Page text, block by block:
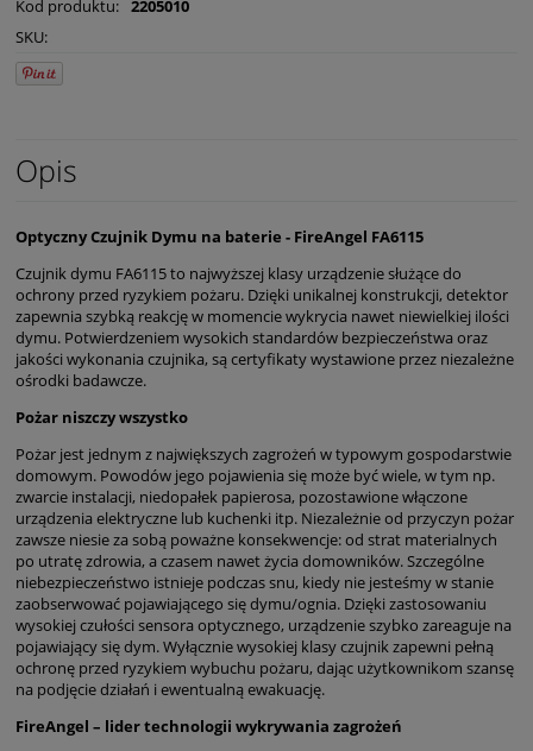
Kod produktu: 2205010
SKU:
Opis
Optyczny Czujnik Dymu na baterie - FireAngel FA6115
Czujnik dymu FA6115 to najwyższej klasy urządzenie służące do
ochrony przed ryzykiem pożaru. Dzięki unikalnej konstrukcji, detektor
zapewnia szybką reakcję w momencie wykrycia nawet niewielkiej ilości
dymu. Potwierdzeniem wysokich standardów bezpieczeństwa oraz
jakości wykonania czujnika, są certyfikaty wystawione przez niezależne
ośrodki badawcze.
Pożar niszczy wszystko
Pożar jest jednym z największych zagrożeń w typowym gospodarstwie
domowym. Powodów jego pojawienia się może być wiele, w tym np.
zwarcie instalacji, niedopałek papierosa, pozostawione włączone
urządzenia elektryczne lub kuchenki itp. Niezależnie od przyczyn pożar
zawsze niesie za sobą poważne konsekwencje: od strat materialnych
po utratę zdrowia, a czasem nawet życia domowników. Szczególne
niebezpieczeństwo istnieje podczas snu, kiedy nie jesteśmy w stanie
zaobserwować pojawiającego się dymu/ognia. Dzięki zastosowaniu
wysokiej czułości sensora optycznego, urządzenie szybko zareaguje na
pojawiający się dym. Wyłącznie wysokiej klasy czujnik zapewni pełną
ochronę przed ryzykiem wybuchu pożaru, dając użytkownikom szansę
na podjęcie działań i ewentualną ewakuację.
FireAngel – lider technologii wykrywania zagrożeń